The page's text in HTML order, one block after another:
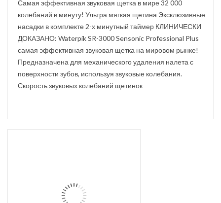
Самая эффективная звуковая щетка в мире 32 000
колебаний в минуту! Ультра мягкая щетина Эксклюзивные
насадки в комплекте 2-х минутный таймер КЛИНИЧЕСКИ
ДОКАЗАНО: Waterpik SR-3000 Sensonic Professional Plus
самая эффективная звуковая щетка на мировом рынке!
Предназначена для механического удаления налета с
поверхности зубов, используя звуковые колебания.
Скорость звуковых колебаний щетинок